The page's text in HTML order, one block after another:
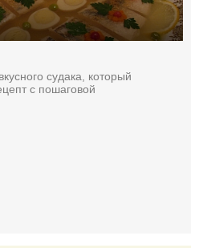
судака, который
с пошаговой